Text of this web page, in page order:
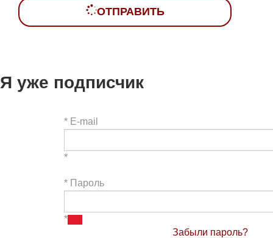
ОТПРАВИТЬ
Я уже подписчик
* E-mail
*
* Пароль
*
Забыли пароль?